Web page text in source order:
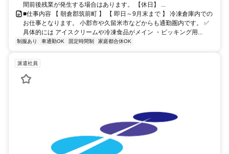
間前後残業が発生する場合はあります。 【休日】 ...
■仕事内容 【 朝倉郡筑前町 】 【 即日～9月末まで 】 冷凍倉庫内での
お仕事となります。 小郡市や久留米市などからも通勤圏内です。 ✅
具体的には アイスクリームや冷凍食品がメイン ・ピッキング用...
制服あり 車通勤OK 固定時間制 家庭都合休OK
派遣社員